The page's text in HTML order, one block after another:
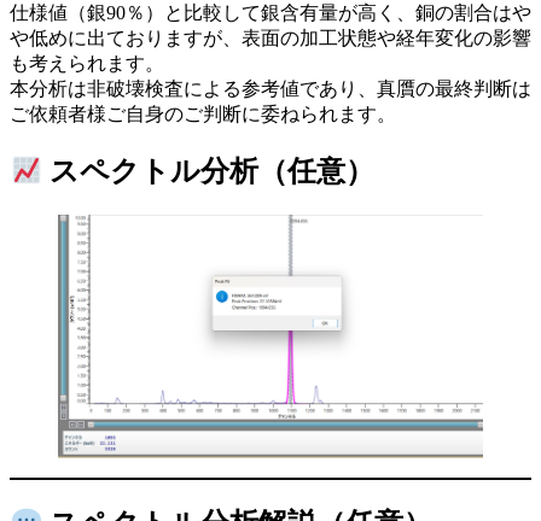
仕様値（銀90％）と比較して銀含有量が高く、銅の割合はや
や低めに出ておりますが、表面の加工状態や経年変化の影響
も考えられます。
本分析は非破壊検査による参考値であり、真贋の最終判断は
ご依頼者様ご自身のご判断に委ねられます。
スペクトル分析（任意）